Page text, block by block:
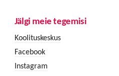
Jälgi meie tegemisi
Koolituskeskus
Facebook
Instagram